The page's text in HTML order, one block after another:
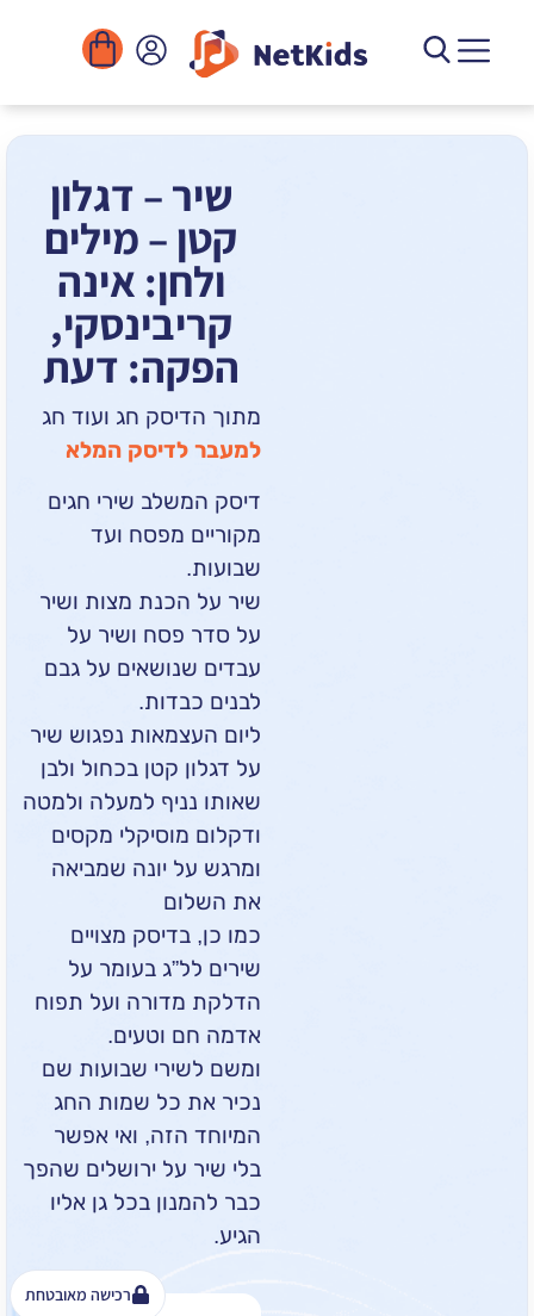
שיר – דגלון
קטן – מילים
ולחן: אינה
קריבינסקי,
הפקה: דעת
מתוך הדיסק חג ועוד חג
למעבר לדיסק המלא
דיסק המשלב שירי חגים
מקוריים מפסח ועד
שיר על הכנת מצות ושיר
על סדר פסח ושיר על
עבדים שנושאים על גבם
לבנים כבדות.
ליום העצמאות נפגוש שיר
על דגלון קטן בכחול ולבן
שאותו נניף למעלה ולמטה
ודקלום מוסיקלי מקסים
ומרגש על יונה שמביאה
את השלום
כמו כן, בדיסק מצויים
שירים לל”ג בעומר על
הדלקת מדורה ועל תפוח
אדמה חם וטעים.
ומשם לשירי שבועות שם
נכיר את כל שמות החג
המיוחד הזה, ואי אפשר
בלי שיר על ירושלים שהפך
כבר להמנון בכל גן אליו
רכישה מאובטחת